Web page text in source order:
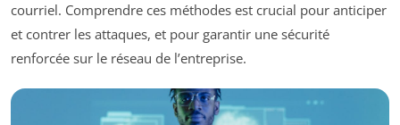
courriel. Comprendre ces méthodes est crucial pour anticiper
et contrer les attaques, et pour garantir une sécurité
renforcée sur le réseau de l’entreprise.